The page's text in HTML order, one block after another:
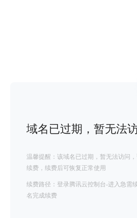
域名已过期，暂无法
温馨提醒：该域名已过期，暂无法访问
续费，续费后可恢复正常使用
续费路径：登录腾讯云控制台-进入急需
名完成续费